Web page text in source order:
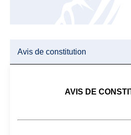
Avis de constitution
AVIS DE